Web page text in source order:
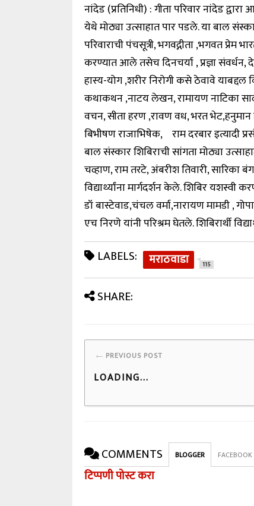
नांदेड (प्रतिनिधी) : गीता परिवार नांदेड
येथे मोठ्या उत्साहात पार पडले. या बाल संस्कार
परिवाराची पंचसूत्री, भगवद्गीता ,भगवत प्रेम
करण्यात आले तसेच दिनचर्या , प्रज्ञा संवर्धन,
हास्य-योग ,शरीर निरोगी कसे ठेवावे
कथाकथन ,नाटय लेखन, रामायण नाटिका
वचन, सीता हरण ,रावण वध, भरत
बिभीषण राजाभिषेक, राम दरबार इत्यादी
बाल संस्कार शिबिराची सांगता मोठ्या
चव्हाण, राम तरटे, अंबरीश तिवारी, सारिका
विद्यार्थ्यांना मार्गदर्शन केले. शिबिर यशस्वी
डॉ बास्टेवाड,चंचल वर्मा,नारायण मामडी ,
एच निरणे यांनी परिश्रम घेतले. शिबिरार्थी
LABELS: मराठवाडा 115
SHARE:
← PREVIOUS POST
LOADING...
COMMENTS BLOGGER FACEBOOK
टिप्पणी पोस्ट करा